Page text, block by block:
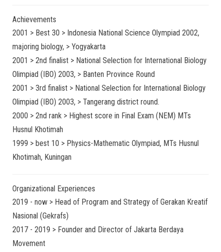
Achievements
2001 > Best 30 > Indonesia National Science Olympiad 2002,
majoring biology, > Yogyakarta
2001 > 2nd finalist > National Selection for International Biology
Olimpiad (IBO) 2003, > Banten Province Round
2001 > 3rd finalist > National Selection for International Biology
Olimpiad (IBO) 2003, > Tangerang district round.
2000 > 2nd rank > Highest score in Final Exam (NEM) MTs
Husnul Khotimah
1999 > best 10 > Physics-Mathematic Olympiad, MTs Husnul
Khotimah, Kuningan
Organizational Experiences
2019 - now > Head of Program and Strategy of Gerakan Kreatif
Nasional (Gekrafs)
2017 - 2019 > Founder and Director of Jakarta Berdaya
Movement